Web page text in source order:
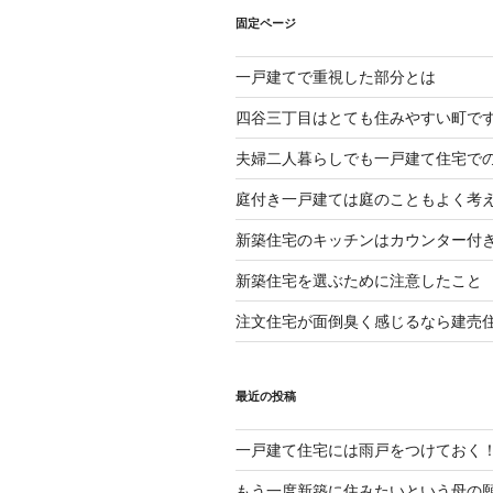
固定ページ
一戸建てで重視した部分とは
四谷三丁目はとても住みやすい町で
夫婦二人暮らしでも一戸建て住宅で
庭付き一戸建ては庭のこともよく考
新築住宅のキッチンはカウンター付
新築住宅を選ぶために注意したこと
注文住宅が面倒臭く感じるなら建売
最近の投稿
一戸建て住宅には雨戸をつけておく！